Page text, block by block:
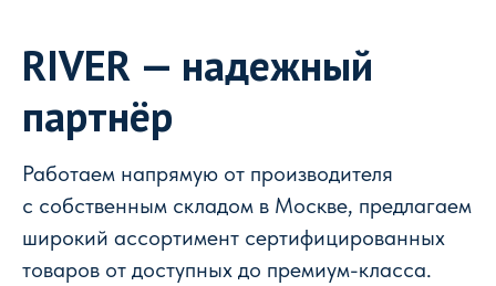
RIVER — надежный
партнёр
Работаем напрямую от производителя
с собственным складом в Москве, предлагаем
широкий ассортимент сертифицированных
товаров от доступных до премиум-класса.